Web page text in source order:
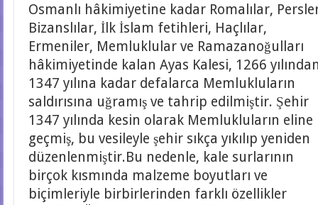
Osmanlı hâkimiyetine kadar Romalılar,
Bizanslılar, İlk İslam fetihleri, Haçlılar,
Ermeniler, Memluklular ve Ramazanoğulları
hâkimiyetinde kalan Ayas Kalesi, 1266
1347 yılına kadar defalarca Memlukluların
saldırısına uğramış ve tahrip edilmiştir. Şehir
1347 yılında kesin olarak Memlukluların eline
geçmiş, bu vesileyle şehir sıkça yıkılıp yeniden
düzenlenmiştir.Bu nedenle, kale surlarının
birçok kısmında malzeme boyutları ve
biçimleriyle birbirlerinden farklı özellikler